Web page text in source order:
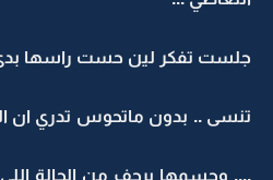
جلست تفكر لين حست راسها بدى
تنسى .. بدون ماتحوس تدري ان
.... وجسمها يرجف من الحالة